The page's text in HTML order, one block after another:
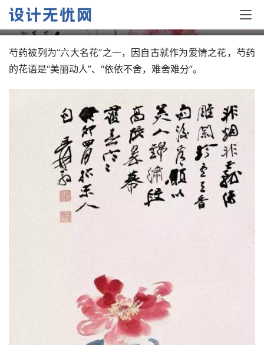
张大千的花卉画，美丽动人!
芍药被列为“六大名花”之一，因自古就作为爱情之花，芍药
的花语是“美丽动人”、“依依不舍，难舍难分”。